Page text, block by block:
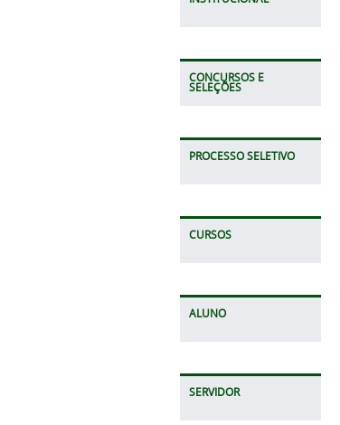
CONCURSOS E
SELEÇÕES
PROCESSO SELETIVO
CURSOS
ALUNO
SERVIDOR